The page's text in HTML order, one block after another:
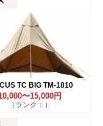
TC BIG TM-1810
〜15,000円
（ランク：）